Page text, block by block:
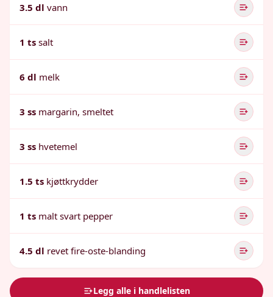
3.5 dl vann
1 ts salt
6 dl melk
3 ss margarin, smeltet
3 ss hvetemel
1.5 ts kjøttkrydder
1 ts malt svart pepper
4.5 dl revet fire-oste-blanding
Legg alle i handlelisten